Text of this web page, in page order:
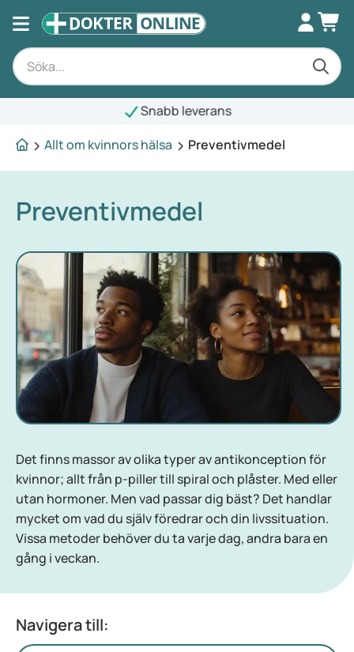
Snabb leverans
Allt om kvinnors hälsa
Preventivmedel
Preventivmedel
Det finns massor av olika typer av antikonception för
kvinnor; allt från p-piller till spiral och plåster. Med eller
utan hormoner. Men vad passar dig bäst? Det handlar
mycket om vad du själv föredrar och din livssituation.
Vissa metoder behöver du ta varje dag, andra bara en
gång i veckan.
Navigera till: